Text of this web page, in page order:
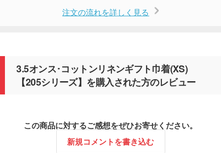
注文の流れを詳しく見る
3.5オンス･コットンリネンギフト巾着(XS)
【205シリーズ】を購入された方のレビュー
この商品に対するご感想をぜひお寄せください。
新規コメントを書き込む